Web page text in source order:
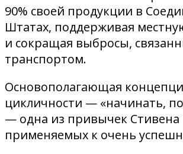
90% своей продукции в
Штатах, поддерживая
и сокращая выбросы,
транспортом.
Основополагающая
цикличности — «начинать,
— одна из привычек Стивена
применяемых к очень